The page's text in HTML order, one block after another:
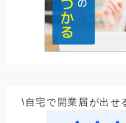
\自宅で開業届が出せ